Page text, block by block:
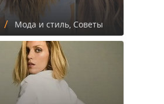
/ Мода и стиль, Советы